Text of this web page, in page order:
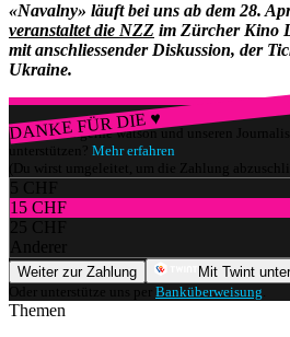
«Navalny» läuft bei uns ab dem 28.
veranstaltet die NZZ im Zürcher Kino
mit anschliessender Diskussion, der
Ukraine.
DANKE FÜR DIE ♥
Würdest du gerne watson und unseren
unterstützen? Mehr erfahren
(Du wirst umgeleitet, um die Zahlung
5 CHF
15 CHF
25 CHF
Anderer
Weiter zur Zahlung
Mit Twint
Oder unterstütze uns per Banküberweisung
Themen